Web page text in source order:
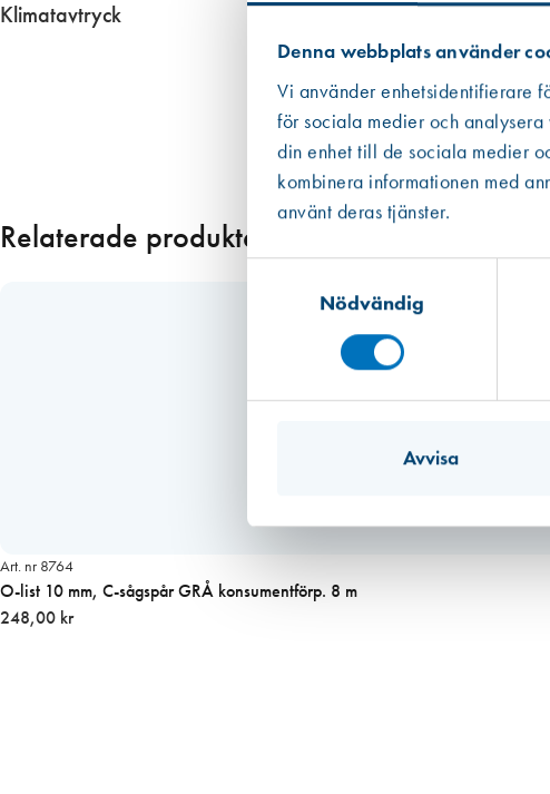
Denna webbplats använder
Vi använder enhetsidentifierare
för sociala medier och
din enhet till de sociala medier
kombinera informationen med
använt deras tjänster.
Nödvändig
Avvisa
t
m
Klimatavtryck
Ungefärligt klimatavtryck 3,75 kg CO2 ekv. per enhet
Informationen har vi fått fram genom i första hand en EPD om det finns
Datan från EPD:er är att betrakta som mer tillförlitlig än den övriga
i de allra flesta fall. Om redovisat värde har haft ett intervall eller om
emballaget, dvs patronen eller foliepåsen.
Relaterade produkter
Art. nr 8764
O-list 10 mm, C-sågspår GRÅ konsumentförp. 8 m
248,00 kr